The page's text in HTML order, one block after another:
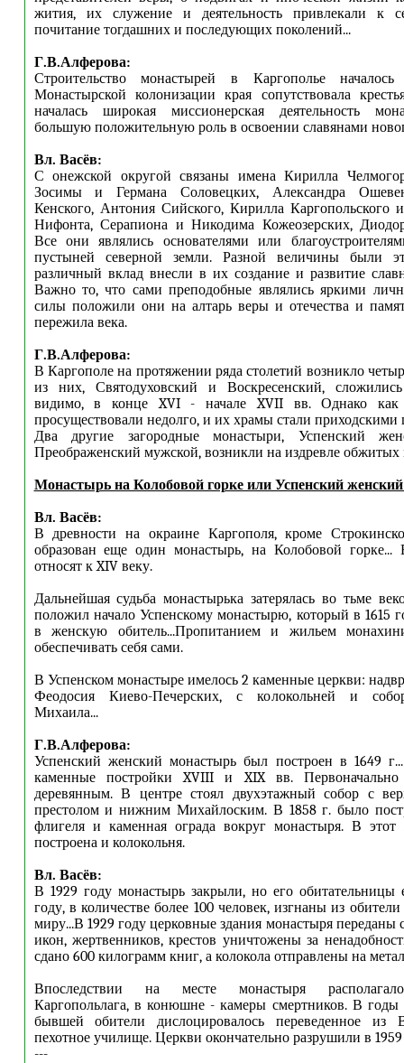
жития, их служение и деятельность привлекали к
почитание тогдашних и последующих поколений...
Г.В.Алферова:
Строительство монастырей в Каргополье
Монастырской колонизации края сопутствовала
началась широкая миссионерская деятельность
большую положительную роль в освоении славянами
Вл. Васёв:
С онежской округой связаны имена Кирилла
Зосимы и Германа Соловецких, Александра
Кенского, Антония Сийского, Кирилла Каргопольского
Нифонта, Серапиона и Никодима Кожеозерских,
Все они являлись основателями или
пустыней северной земли. Разной величины были
различный вклад внесли в их создание и развитие
Важно то, что сами преподобные являлись яркими
силы положили они на алтарь веры и отечества и
пережила века.
Г.В.Алферова:
В Каргополе на протяжении ряда столетий возникло
из них, Святодуховский и Воскресенский,
видимо, в конце XVI - начале XVII вв. Однако как
просуществовали недолго, и их храмы стали приходскими
Два другие загородные монастыри, Успенский
Преображенский мужской, возникли на издревле обжитых
Монастырь на Колобовой горке или Успенский
Вл. Васёв:
В древности на окраине Каргополя, кроме
образован еще один монастырь, на Колобовой горке...
относят к XIV веку.
Дальнейшая судьба монастырька затерялась во тьме
положил начало Успенскому монастырю, который в 1615
в женскую обитель...Пропитанием и жильем
обеспечивать себя сами.
В Успенском монастыре имелось 2 каменные церкви:
Феодосия Киево-Печерских, с колокольней и
Михаила...
Г.В.Алферова:
Успенский женский монастырь был построен в 1649
каменные постройки XVIII и XIX вв.
деревянным. В центре стоял двухэтажный собор с
престолом и нижним Михайлоским. В 1858 г. было
флигеля и каменная ограда вокруг монастыря. В
построена и колокольня.
Вл. Васёв:
В 1929 году монастырь закрыли, но его обитательницы
году, в количестве более 100 человек, изгнаны из
миру...В 1929 году церковные здания монастыря переданы
икон, жертвенников, крестов уничтожены за
сдано 600 килограмм книг, а колокола отправлены на
Впоследствии на месте монастыря
Каргопольлага, в конюшне - камеры смертников. В
бывшей обители дислоцировалось переведенное из
пехотное училище. Церкви окончательно разрушили в 1959
---